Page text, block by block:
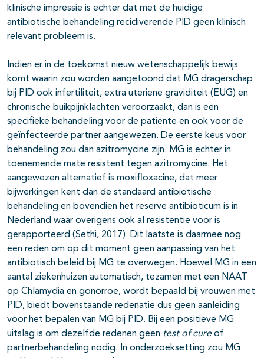
klinische impressie is echter dat met de huidige
antibiotische behandeling recidiverende PID geen klinisch
relevant probleem is.
Indien er in de toekomst nieuw wetenschappelijk bewijs
komt waarin zou worden aangetoond dat MG dragerschap
bij PID ook infertiliteit, extra uteriene graviditeit (EUG) en
chronische buikpijnklachten veroorzaakt, dan is een
specifieke behandeling voor de patiënte en ook voor de
geïnfecteerde partner aangewezen. De eerste keus voor
behandeling zou dan azitromycine zijn. MG is echter in
toenemende mate resistent tegen azitromycine. Het
aangewezen alternatief is moxifloxacine, dat meer
bijwerkingen kent dan de standaard antibiotische
behandeling en bovendien het reserve antibioticum is in
Nederland waar overigens ook al resistentie voor is
gerapporteerd (Sethi, 2017). Dit laatste is daarmee nog
een reden om op dit moment geen aanpassing van het
antibiotisch beleid bij MG te overwegen. Hoewel MG in een
aantal ziekenhuizen automatisch, tezamen met een NAAT
op Chlamydia en gonorroe, wordt bepaald bij vrouwen met
PID, biedt bovenstaande redenatie dus geen aanleiding
voor het bepalen van MG bij PID. Bij een positieve MG
uitslag is om dezelfde redenen geen test of cureof
partnerbehandeling nodig. In onderzoeksetting zou MG